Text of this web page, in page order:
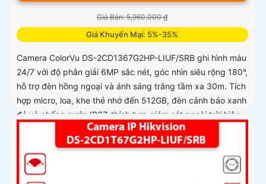
Giá Bán: 5,960,000 ₫
Giá Khuyến Mại: 5%-35%
Camera ColorVu DS-2CD1367G2HP-LIUF/SRB ghi hình màu
24/7 với độ phân giải 6MP sắc nét, góc nhìn siêu rộng 180°,
hỗ trợ đèn hồng ngoại và ánh sáng trắng tầm xa 30m. Tích
hợp micro, loa, khe thẻ nhớ đến 512GB, đèn cảnh báo xanh
đỏ và chống nước IP67, thích hợp giám sát ngoài trời hiệu